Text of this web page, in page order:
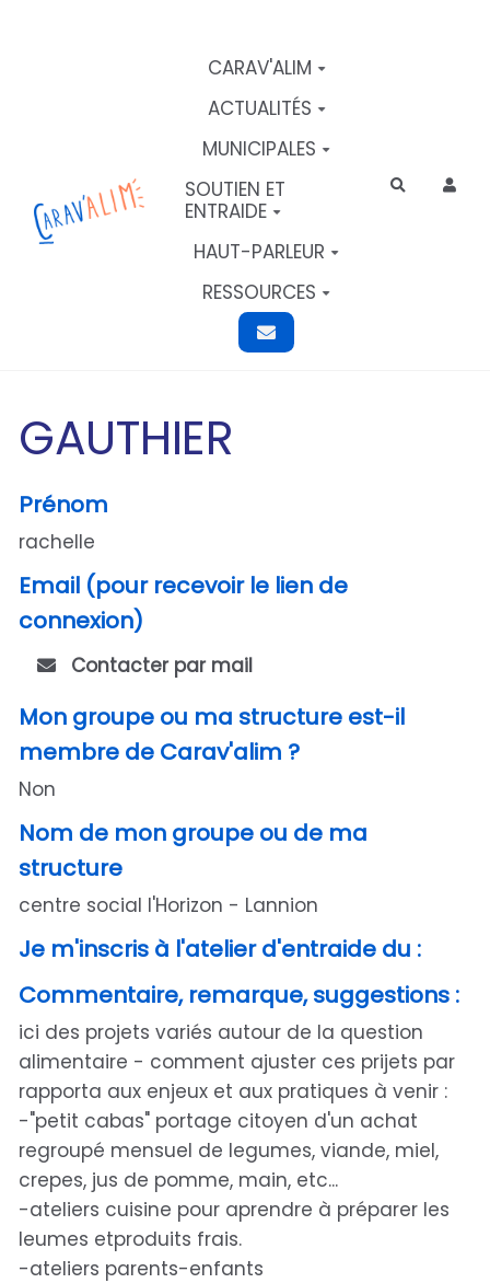
CARAV'ALIM
ACTUALITÉS
MUNICIPALES
SOUTIEN ET
ENTRAIDE
HAUT-PARLEUR
RESSOURCES
Rechercher
GAUTHIER
Prénom
rachelle
Email (pour recevoir le lien de
connexion)
Contacter par mail
Mon groupe ou ma structure est-il
membre de Carav'alim ?
Non
Nom de mon groupe ou de ma
structure
centre social l'Horizon - Lannion
Je m'inscris à l'atelier d'entraide du :
Commentaire, remarque, suggestions :
ici des projets variés autour de la question
alimentaire - comment ajuster ces prijets par
rapporta aux enjeux et aux pratiques à venir :
-"petit cabas" portage citoyen d'un achat
regroupé mensuel de legumes, viande, miel,
crepes, jus de pomme, main, etc...
-ateliers cuisine pour aprendre à préparer les
leumes etproduits frais.
-ateliers parents-enfants